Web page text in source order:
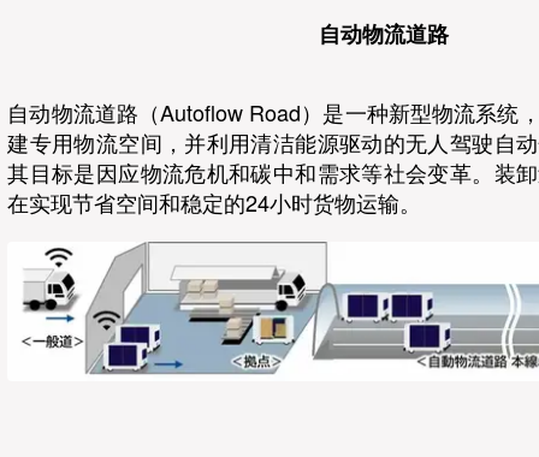
自动物流道路
自动物流道路（Autoflow Road）是一种新型物流系统
建专用物流空间，并利用清洁能源驱动的无人驾驶自
其目标是因应物流危机和碳中和需求等社会变革。装
在实现节省空间和稳定的24小时货物运输。